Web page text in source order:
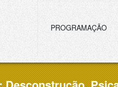
PROGRAMAÇÃO